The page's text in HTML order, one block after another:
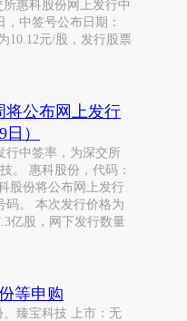
惠科股份网上发行中
，中签号公布日期：
10.12元/股，发行股票
将公布网上发行
）
行中签率，为深交所
。 惠科股份，代码：
股份将公布网上发行
码。 本次发行价格为
亿股，网下发行数量
等申购
、臻宝科技 上市：无